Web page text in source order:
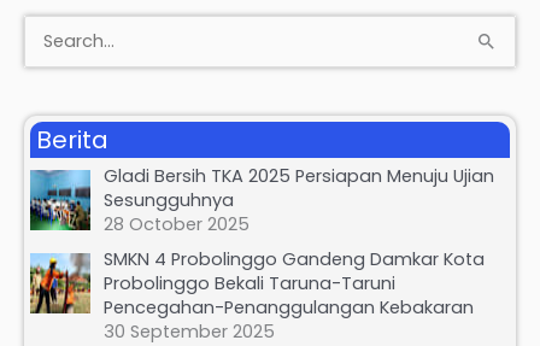
a
c
h
o
Berita
Gladi Bersih TKA 2025 Persiapan Menuju Ujian
Sesungguhnya
28 October 2025
SMKN 4 Probolinggo Gandeng Damkar Kota
Probolinggo Bekali Taruna-Taruni
Pencegahan-Penanggulangan Kebakaran
30 September 2025